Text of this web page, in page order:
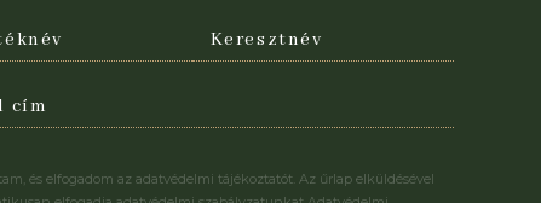
és elfogadom az adatvédelmi tájékoztatót. Az űrlap elküldésével